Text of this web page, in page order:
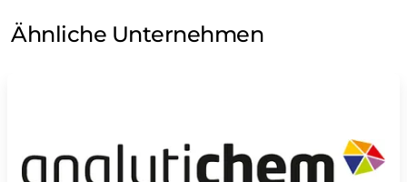
Ähnliche Unternehmen